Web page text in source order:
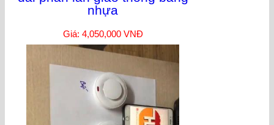
nhựa
Giá: 4,050,000 VNĐ